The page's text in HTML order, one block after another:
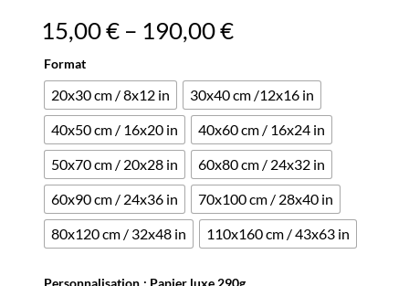
15,00€– 190,00€
Format
20x30 cm / 8x12 in
30x40 cm /12x16 in
40x50 cm / 16x20 in
40x60 cm / 16x24 in
50x70 cm / 20x28 in
60x80 cm / 24x32 in
60x90 cm / 24x36 in
70x100 cm / 28x40 in
80x120 cm / 32x48 in
110x160 cm / 43x63 in
Personnalisation : Papier luxe 290g